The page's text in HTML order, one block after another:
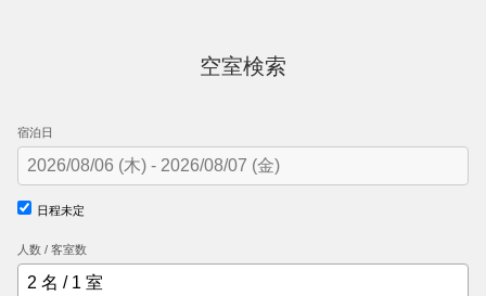
空室検索
宿泊日
日程未定
人数 / 客室数